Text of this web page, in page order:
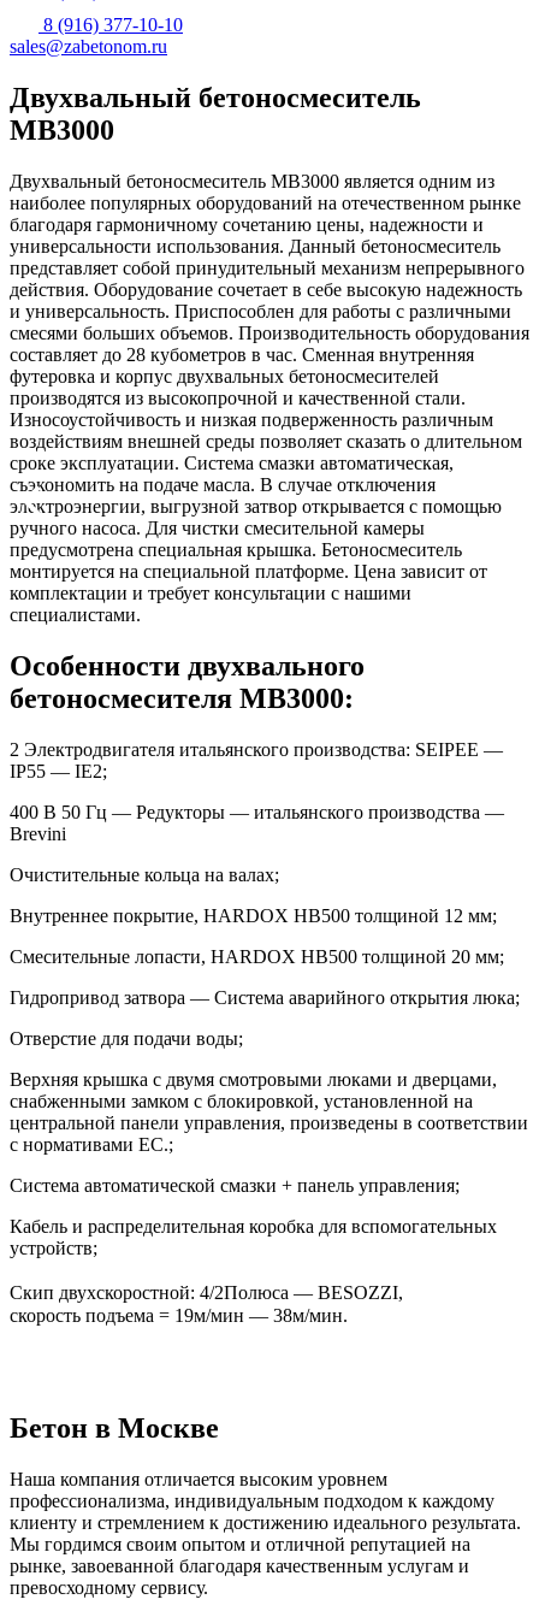
8 (916) 377-10-10
sales@zabetonom.ru
Двухвальный бетоносмеситель
MB3000
Двухвальный бетоносмеситель MB3000 является одним из
наиболее популярных оборудований на отечественном рынке
благодаря гармоничному сочетанию цены, надежности и
универсальности использования. Данный бетоносмеситель
представляет собой принудительный механизм непрерывного
действия. Оборудование сочетает в себе высокую надежность
и универсальность. Приспособлен для работы с различными
смесями больших объемов. Производительность оборудования
составляет до 28 кубометров в час. Сменная внутренняя
футеровка и корпус двухвальных бетоносмесителей
производятся из высокопрочной и качественной стали.
Износоустойчивость и низкая подверженность различным
воздействиям внешней среды позволяет сказать о длительном
сроке эксплуатации. Система смазки автоматическая,
съэкономить на подаче масла. В случае отключения
электроэнергии, выгрузной затвор открывается с помощью
ручного насоса. Для чистки смесительной камеры
предусмотрена специальная крышка. Бетоносмеситель
монтируется на специальной платформе. Цена зависит от
комплектации и требует консультации с нашими
специалистами.
Особенности двухвального
бетоносмесителя MB3000:
2 Электродвигателя итальянского производства: SEIPEE —
IP55 — IE2;
400 В 50 Гц — Редукторы — итальянского производства —
Brevini
Очистительные кольца на валах;
Внутреннее покрытие, HARDOX HB500 толщиной 12 мм;
Смесительные лопасти, HARDOX HB500 толщиной 20 мм;
Гидропривод затвора — Система аварийного открытия люка;
Отверстие для подачи воды;
Верхняя крышка с двумя смотровыми люками и дверцами,
снабженными замком с блокировкой, установленной на
центральной панели управления, произведены в соответствии
с нормативами ЕС.;
Система автоматической смазки + панель управления;
Кабель и распределительная коробка для вспомогательных
устройств;
Скип двухскоростной: 4/2Полюса — BESOZZI,
скорость подъема = 19м/мин — 38м/мин.
Бетон в Москве
Наша компания отличается высоким уровнем
профессионализма, индивидуальным подходом к каждому
клиенту и стремлением к достижению идеального результата.
Мы гордимся своим опытом и отличной репутацией на
рынке, завоеванной благодаря качественным услугам и
превосходному сервису.